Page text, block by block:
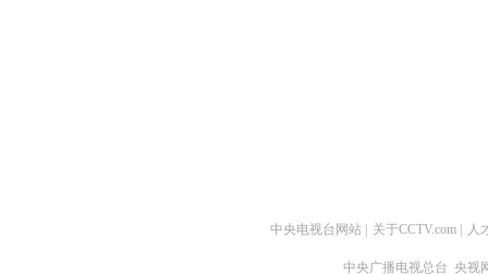
中央电视台网站 关于CCTV.com 人
中央广播电视总台 央视